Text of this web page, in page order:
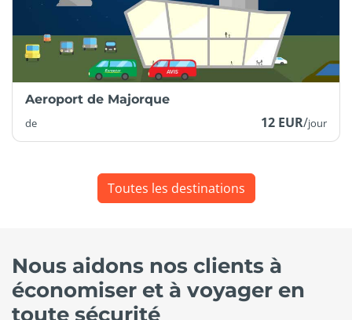
Aeroport de Majorque
de 12 EUR/jour
Toutes les destinations
Nous aidons nos clients à
économiser et à voyager en
toute sécurité